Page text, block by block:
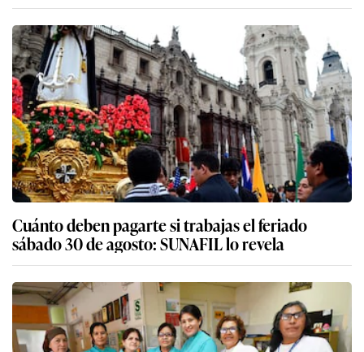
Cuánto deben pagarte si trabajas el feriado
sábado 30 de agosto: SUNAFIL lo revela